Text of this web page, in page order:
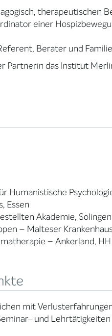
therapeutischen
einer
Berater und
Partnerin das Institut
Humanistische
Essen
Akademie, Solingen
– Malteser
– Ankerland, HH
mit
und